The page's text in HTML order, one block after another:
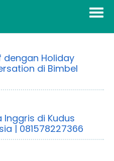
dengan Holiday
di Bimbel
Inggris di Kudus
| 081578227366